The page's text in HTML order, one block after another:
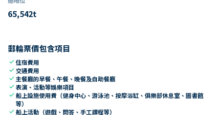
65,542t
郵輪票價包含項目
check住宿費用
check 交通費用
check 主餐廳的早餐、午餐、晚餐及自助餐廳
check表演、活動等娛樂項目
check船上設施使用費（健身中心、游泳池、按摩浴缸、俱樂部休息室、圖書館
等）
check船上活動（遊戲、問答、手工課程等）